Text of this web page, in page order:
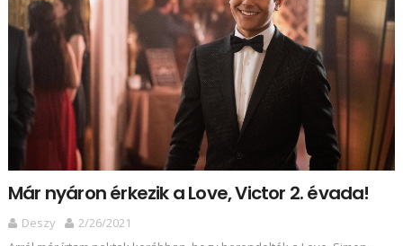
Már nyáron érkezik a Love, Victor 2. évada!
Deszy
2/26/2021